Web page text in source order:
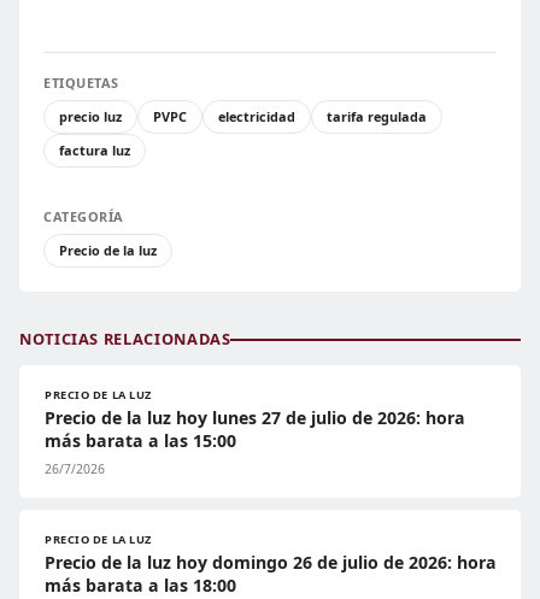
ETIQUETAS
precio luz
PVPC electricidad
tarifa regulada
factura luz
CATEGORÍA
Precio de la luz
NOTICIAS RELACIONADAS
PRECIO DE LA LUZ
Precio de la luz hoy lunes 27 de julio de 2026: hora
más barata a las 15:00
26/7/2026
PRECIO DE LA LUZ
Precio de la luz hoy domingo 26 de julio de 2026: hora
más barata a las 18:00